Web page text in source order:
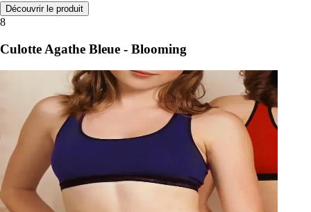
Découvrir le produit
8
Culotte Agathe Bleue - Blooming